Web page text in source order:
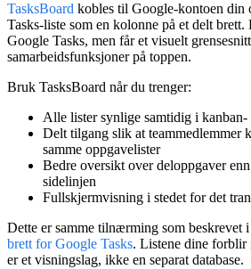
TasksBoard kobles til Google-kontoen din
Tasks-liste som en kolonne på et delt
Google Tasks, men får et visuelt
samarbeidsfunksjoner på toppen.
Bruk TasksBoard når du trenger:
Alle lister synlige samtidig i
Delt tilgang slik at teammedlemmer
samme oppgavelister
Bedre oversikt over deloppgaverenn
sidelinjen
Fullskjermvisning i stedet for det
Dette er samme tilnærming som beskrevet
brett for Google Tasks. Listene dine forblir
er et visningslag, ikke en separat database.